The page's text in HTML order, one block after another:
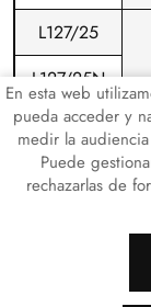
L127/25
L127/25N
En esta web
pueda acceder y
medir la
Puede
rechazarlas de